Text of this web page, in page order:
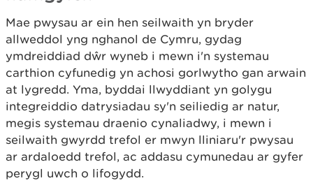
Mae pwysau ar ein hen seilwaith yn bryder
allweddol yng nghanol de Cymru, gydag
ymdreiddiad dŵr wyneb i mewn i'n systemau
carthion cyfunedig yn achosi gorlwytho gan arwain
at lygredd. Yma, byddai llwyddiant yn golygu
integreiddio datrysiadau sy'n seiliedig ar natur,
megis systemau draenio cynaliadwy, i mewn i
seilwaith gwyrdd trefol er mwyn lliniaru'r pwysau
ar ardaloedd trefol, ac addasu cymunedau ar gyfer
perygl uwch o lifogydd.